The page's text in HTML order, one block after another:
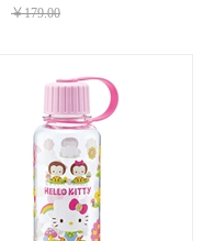
￥179.00